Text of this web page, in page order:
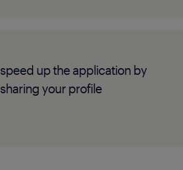
speed up the application by
sharing your profile